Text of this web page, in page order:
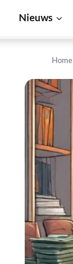
Nieuws
Home